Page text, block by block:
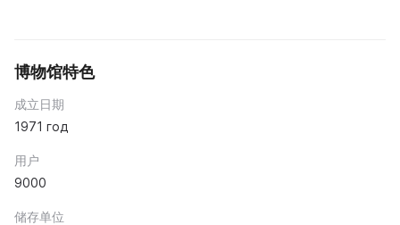
博物馆特色
成立日期
1971 год
用户
9000
储存单位